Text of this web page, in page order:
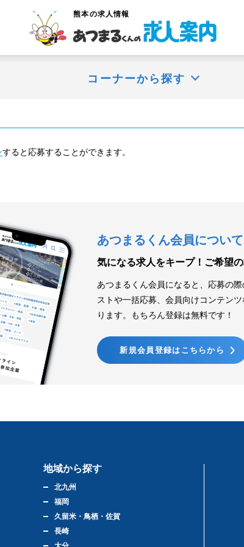
熊本の求人情報
コーナーから探す
すると応募することができます。
あつまるくん会員について
気になる求人をキープ！ ご希望
あつまるくん会員になると、応募の
ストや一括応募、会員向けコンテン
ります。もちろん登録は無料です！
新規会員登録はこちらから
地域から探す
北九州
福岡
久留米・鳥栖・佐賀
長崎